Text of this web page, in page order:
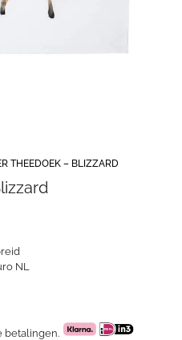
NL
betalingen.
THEEDOEK – BLIZZARD